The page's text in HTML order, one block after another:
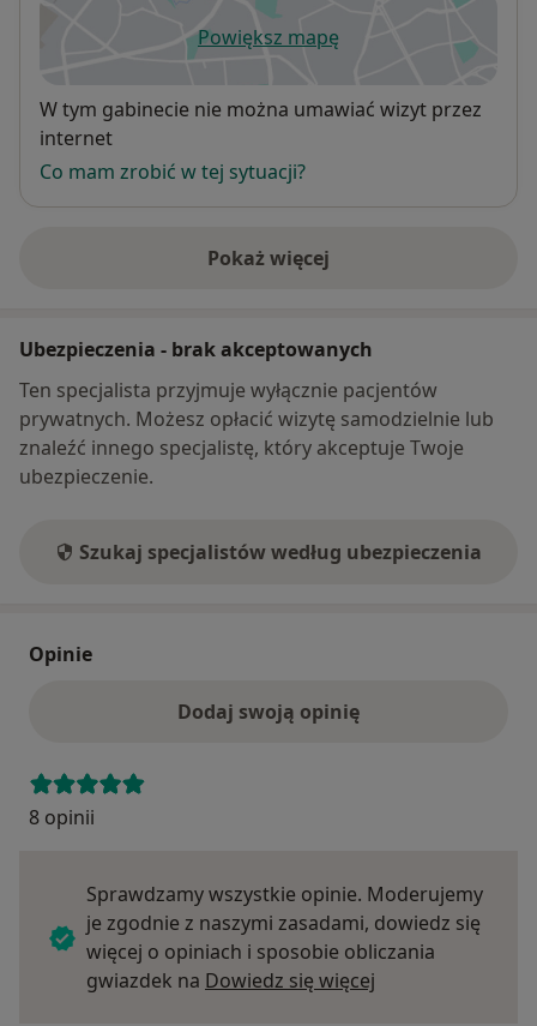
Powiększ mapęotwiera się w nowej karcie
Dostępność
W tym gabinecie nie można umawiać wizyt przez
internet
Co mam zrobić w tej sytuacji?
Pokaż więcej
o adresie
Ubezpieczenia - brak akceptowanych
Ten specjalista przyjmuje wyłącznie pacjentów
prywatnych. Możesz opłacić wizytę samodzielnie lub
znaleźć innego specjalistę, który akceptuje Twoje
ubezpieczenie.
Szukaj specjalistów według ubezpieczenia
Opinie
Dodaj swoją opinię
8 opinii
Sprawdzamy wszystkie opinie. Moderujemy
je zgodnie z naszymi zasadami, dowiedz się
więcej o opiniach i sposobie obliczania
gwiazdek na Dowiedz się więcej